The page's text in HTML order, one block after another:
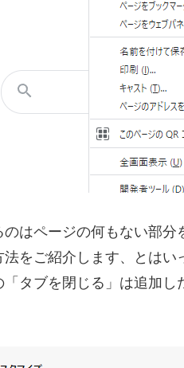
はページの何もない部
法をご紹介します、とは
タブを閉じる」は追加